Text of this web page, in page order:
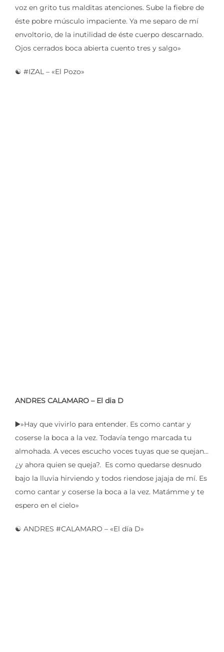
voz en grito tus malditas atenciones. Sube la fiebre de
éste pobre músculo impaciente. Ya me separo de mí
envoltorio, de la inutilidad de éste cuerpo descarnado.
Ojos cerrados boca abierta cuento tres y salgo»
☯️ #IZAL – «El Pozo»
ANDRES CALAMARO – El dia D
▶️»Hay que vivirlo para entender. Es como cantar y
coserse la boca a la vez. Todavía tengo marcada tu
almohada. A veces escucho voces tuyas que se quejan…
¿y ahora quien se queja?. Es como quedarse desnudo
bajo la lluvia hirviendo y todos riendose jajaja de mí. Es
como cantar y coserse la boca a la vez. Matámme y te
espero en el cielo»
☯️ ANDRES #CALAMARO – «El día D»